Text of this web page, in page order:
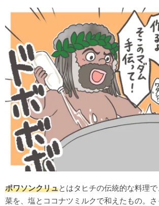
ポワソンクリュとはタヒチの伝統的な料理
菜を、塩とココナツミルクで和えたもの。